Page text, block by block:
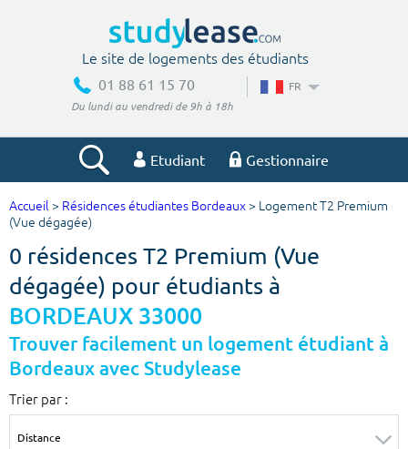
Le site de logements des étudiants
01 88 61 15 70
Du lundi au vendredi de 9h à 18h
FR
Etudiant Gestionnaire
Votre recherche
Ville, école
Budget min
€
Budget max
Accueil > Résidences étudiantes Bordeaux > Logement T2 Premium
(Vue dégagée)
0 résidences T2 Premium (Vue
dégagée) pour étudiants à
BORDEAUX 33000
Trouver facilement un logement étudiant à
Bordeaux avec Studylease
Trier par :